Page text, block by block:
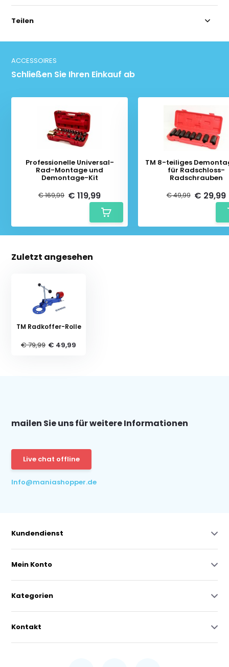
Teilen
ACCESSOIRES
Schließen Sie Ihren Einkauf ab
Professionelle Universal-
Rad-Montage und
Demontage-Kit
€ 169,99 € 119,99
TM 8-teiliges
für Radschloss-
Radschrauben
€ 49,99 € 29,99
Zuletzt angesehen
TM Radkoffer-Rolle
€ 79,99 € 49,99
mailen Sie uns für weitere Informationen
Live chat offline
Info@maniashopper.de
Kundendienst
Mein Konto
Kategorien
Kontakt